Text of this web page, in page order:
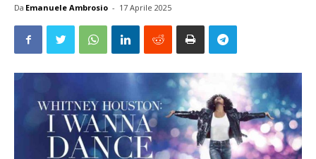
Da Emanuele Ambrosio - 17 Aprile 2025